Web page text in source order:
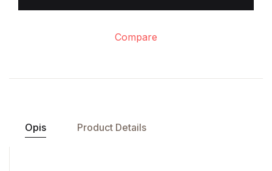
Compare
Opis Product Details